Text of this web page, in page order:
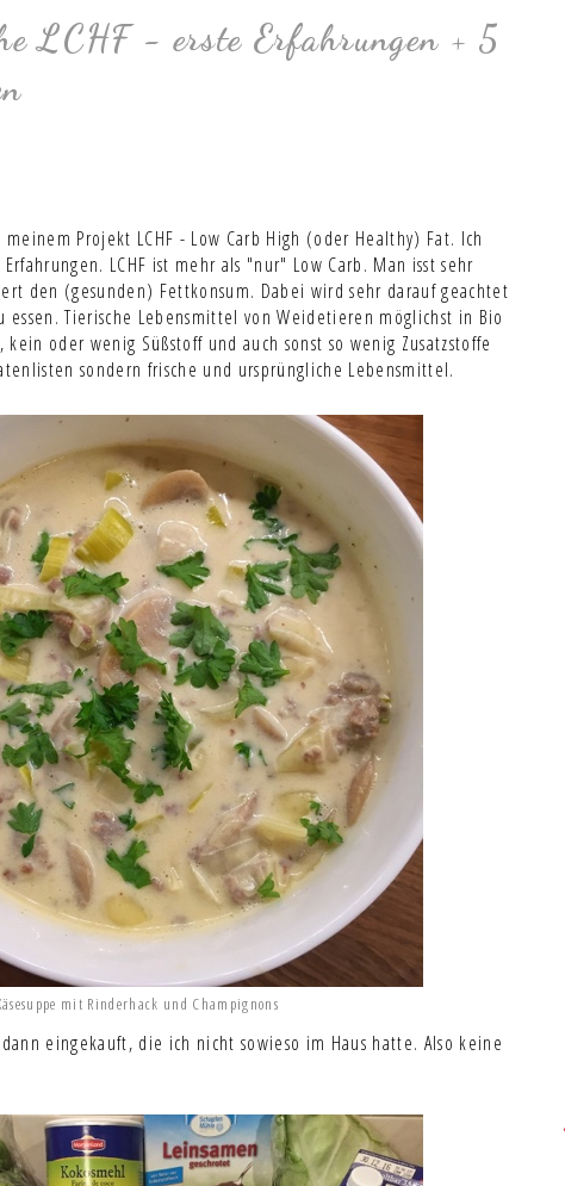
LCHF - erste Erfahrungen + 5
Projekt LCHF - Low Carb High (oder Healthy) Fat. Ich
LCHF ist mehr als "nur" Low Carb. Man isst sehr
den (gesunden) Fettkonsum. Dabei wird sehr darauf geachtet
essen. Tierische Lebensmittel von Weidetieren möglichst in Bio
oder wenig Süßstoff und auch sonst so wenig Zusatzstoffe
sondern frische und ursprüngliche Lebensmittel.
mit Rinderhack und Champignons
eingekauft, die ich nicht sowieso im Haus hatte. Also keine